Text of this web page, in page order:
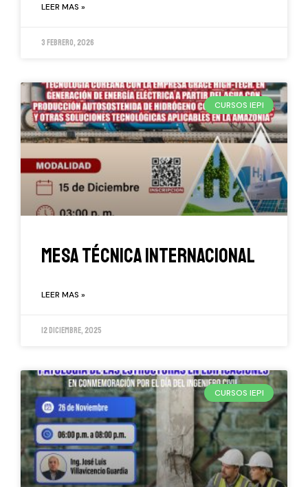
LEER MAS »
3 febrero, 2026
CURSOS IEPI
MESA TÉCNICA INTERNACIONAL
LEER MAS »
12 diciembre, 2025
CURSOS IEPI